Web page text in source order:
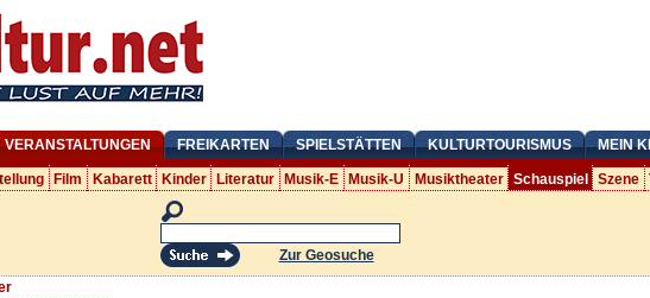
VERANSTALTUNGEN FREIKARTEN SPIELSTÄTTEN KULTURTOURISMUS MEIN
Film Kabarett Kinder Literatur Musik-E Musik-U Musiktheater Schauspiel Szene
Zur Geosuche